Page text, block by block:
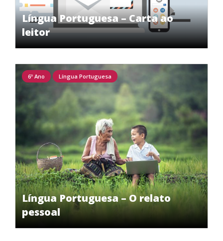
Língua Portuguesa – Carta ao
leitor
Língua Portuguesa – O relato
pessoal
6º Ano Língua Portuguesa